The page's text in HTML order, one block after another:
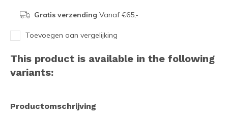
Gratis verzending Vanaf €65,-
Toevoegen aan vergelijking
This product is available in the following
variants:
Productomschrijving